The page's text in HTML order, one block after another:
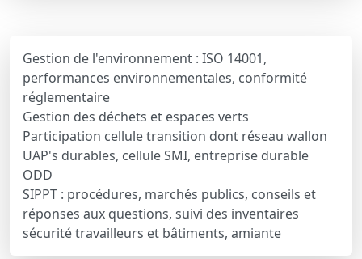
Gestion de l'environnement : ISO 14001,
performances environnementales, conformité
réglementaire
Gestion des déchets et espaces verts
Participation cellule transition dont réseau wallon
UAP's durables, cellule SMI, entreprise durable
ODD
SIPPT : procédures, marchés publics, conseils et
réponses aux questions, suivi des inventaires
sécurité travailleurs et bâtiments, amiante